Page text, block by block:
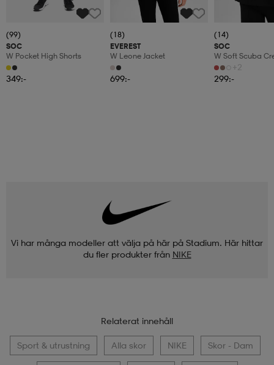
(99)
SOC
W Pocket High Shorts
349:-
(18)
EVEREST
W Leone Jacket
699:-
(14)
SOC
W Soft Scuba
+2
299:-
Vi har många modeller att välja på här på Stadium. Här hittar
du fler produkter från NIKE
Relaterat innehåll
Sport & utrustning Alla skor NIKE Skor - Dam